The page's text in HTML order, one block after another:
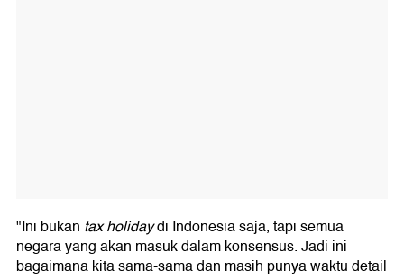
"Ini bukan tax holidaydi Indonesia saja, tapi semua
negara yang akan masuk dalam konsensus. Jadi ini
bagaimana kita sama-sama dan masih punya waktu detail